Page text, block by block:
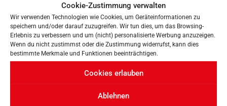
Cookie-Zustimmung verwalten
Wir verwenden Technologien wie Cookies, um Geräteinformationen zu
speichern und/oder darauf zuzugreifen. Wir tun dies, um das Browsing-
Erlebnis zu verbessern und um (nicht) personalisierte Werbung anzuzeigen.
Wenn du nicht zustimmst oder die Zustimmung widerrufst, kann dies
bestimmte Merkmale und Funktionen beeinträchtigen.
Cookies erlauben
Ablehnen
Sommerferien = Reifenzeit!
Wichtige Information für unsere treuen Kunden
Werde Teil unserer Leidenschaft – Ausbildung 2025 bei MGM